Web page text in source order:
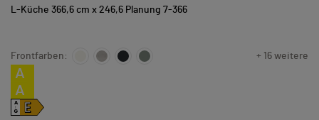
L-Küche 366,6 cm x 246,6 Planung 7-366
Frontfarben: + 16 weitere
A
A
A
↑
G E